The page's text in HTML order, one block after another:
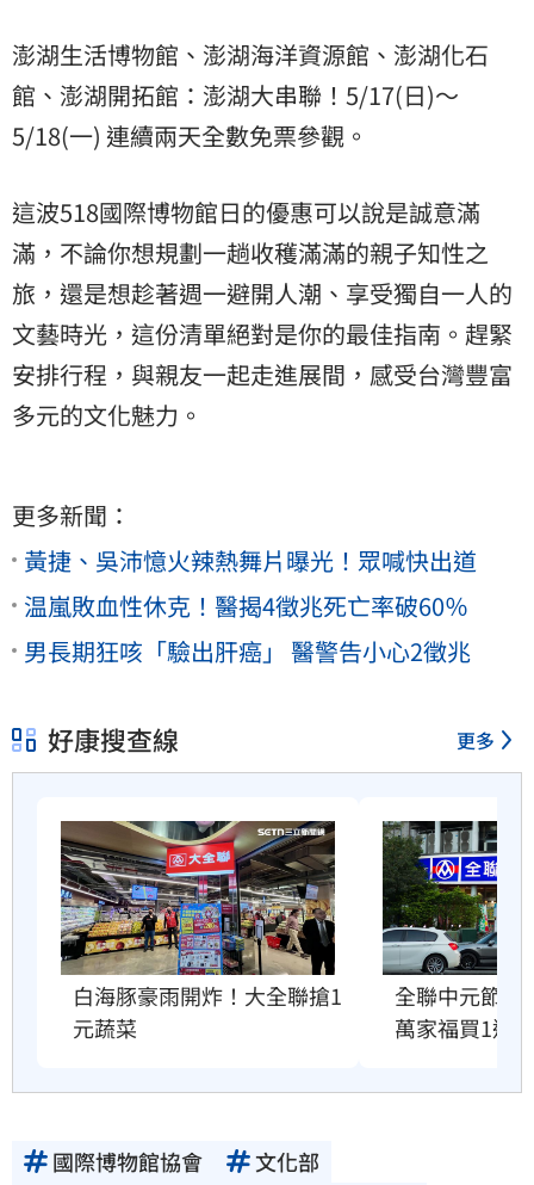
澎湖生活博物館、澎湖海洋資源館、澎湖化石
館、澎湖開拓館：澎湖大串聯！5/17(日)～
5/18(一) 連續兩天全數免票參觀。
這波518國際博物館日的優惠可以說是誠意滿
滿，不論你想規劃一趟收穫滿滿的親子知性之
旅，還是想趁著週一避開人潮、享受獨自一人的
文藝時光，這份清單絕對是你的最佳指南。趕緊
安排行程，與親友一起走進展間，感受台灣豐富
多元的文化魅力。
更多新聞：
黃捷、吳沛憶火辣熱舞片曝光！眾喊快出道
温嵐敗血性休克！醫揭4徵兆死亡率破60％
男長期狂咳「驗出肝癌」 醫警告小心2徵兆
好康搜查線 更多
白海豚豪雨開炸！大全聯搶1
元蔬菜
全聯中元節最
萬家福買1送1
國際博物館協會
文化部